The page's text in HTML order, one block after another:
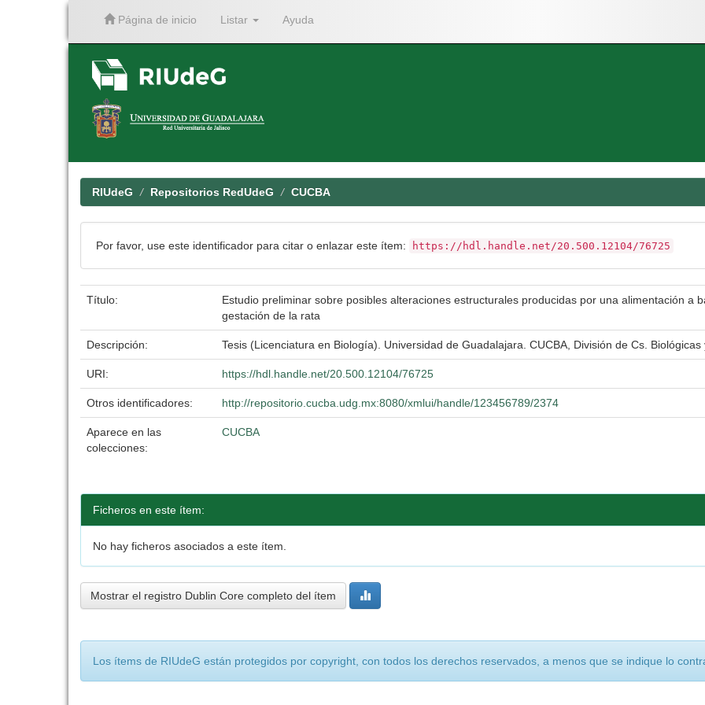
Página de inicio Listar Ayuda
RIUdeG Repositorios RedUdeG CUCBA
Por favor, use este identificador para citar o enlazar este ítem: https://hdl.handle.net/20.500.12104/76725
Título:
Estudio preliminar sobre posibles alteraciones estructurales producidas por una alimentación a
gestación de la rata
Descripción: Tesis (Licenciatura en Biología). Universidad de Guadalajara. CUCBA, División de Cs. Biológicas
URI: https://hdl.handle.net/20.500.12104/76725
Otros identificadores: http://repositorio.cucba.udg.mx:8080/xmlui/handle/123456789/2374
Aparece en las
colecciones:
CUCBA
Ficheros en este ítem:
No hay ficheros asociados a este ítem.
Mostrar el registro Dublin Core completo del ítem
Los ítems de RIUdeG están protegidos por copyright, con todos los derechos reservados, a menos que se indique lo